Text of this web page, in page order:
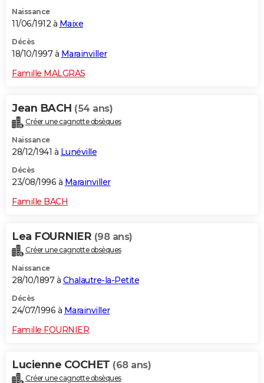
Naissance
11/06/1912 à Maixe
Décès
18/10/1997 à Marainviller
Famille MALGRAS
Jean BACH (54 ans)
Créer une cagnotte obsèques
Naissance
28/12/1941 à Lunéville
Décès
23/08/1996 à Marainviller
Famille BACH
Lea FOURNIER (98 ans)
Créer une cagnotte obsèques
Naissance
28/10/1897 à Chalautre-la-Petite
Décès
24/07/1996 à Marainviller
Famille FOURNIER
Lucienne COCHET (68 ans)
Créer une cagnotte obsèques